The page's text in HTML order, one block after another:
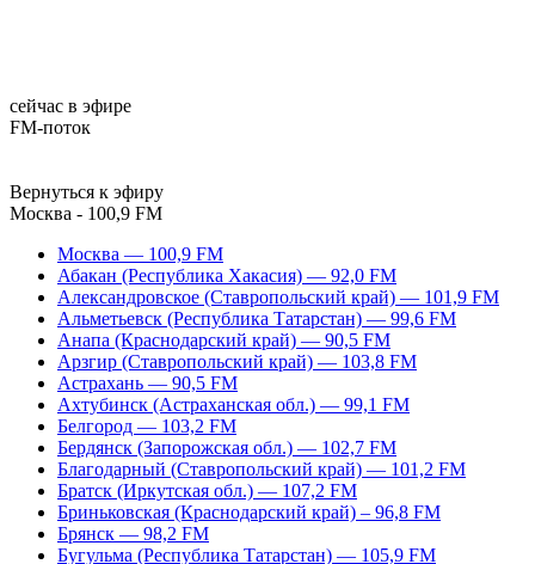
сейчас в эфире
FM-поток
Вернуться к эфиру
Москва - 100,9 FM
Москва — 100,9 FM
Абакан (Республика Хакасия) — 92,0 FM
Александровское (Ставропольский край) — 101,9 FM
Альметьевск (Республика Татарстан) — 99,6 FM
Анапа (Краснодарский край) — 90,5 FM
Арзгир (Ставропольский край) — 103,8 FM
Астрахань — 90,5 FM
Ахтубинск (Астраханская обл.) — 99,1 FM
Белгород — 103,2 FM
Бердянск (Запорожская обл.) — 102,7 FM
Благодарный (Ставропольский край) — 101,2 FM
Братск (Иркутская обл.) — 107,2 FM
Бриньковская (Краснодарский край) – 96,8 FM
Брянск — 98,2 FM
Бугульма (Республика Татарстан) — 105,9 FM